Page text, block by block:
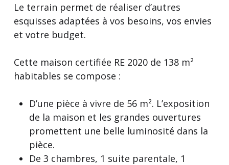
Le terrain permet de réaliser d’autres
esquisses adaptées à vos besoins, vos envies
et votre budget.
Cette maison certifiée RE 2020 de 138 m²
habitables se compose :
D’une pièce à vivre de 56 m². L’exposition
de la maison et les grandes ouvertures
promettent une belle luminosité dans la
pièce.
De 3 chambres, 1 suite parentale, 1